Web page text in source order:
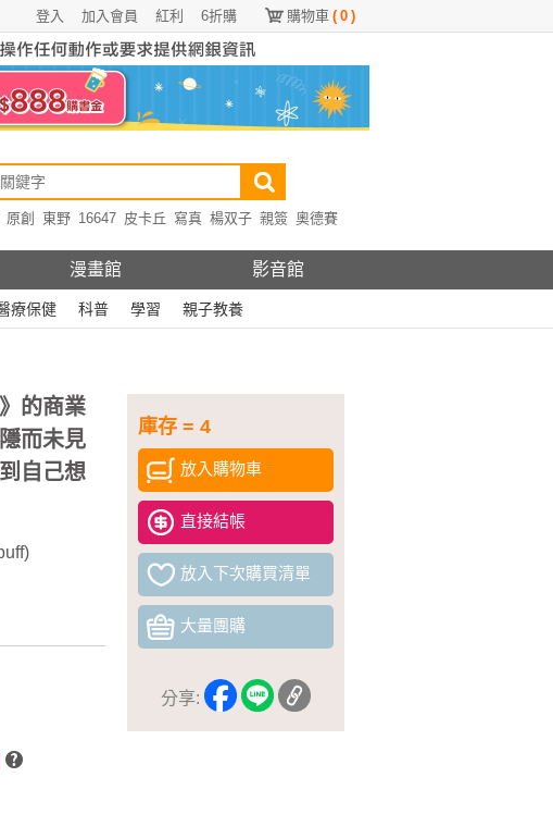
購物車 ( 0 )
6折購
紅利
加入會員
登入
原創 東野 16647 皮卡丘 寫真 楊双子 親簽 奧德賽
漫畫館 影音館
療保健 科普 學習 親子教養
庫存 = 4
放入購物車
直接結帳
放入下次購買清單
大量團購
分享:
的商業
而未見
自己想